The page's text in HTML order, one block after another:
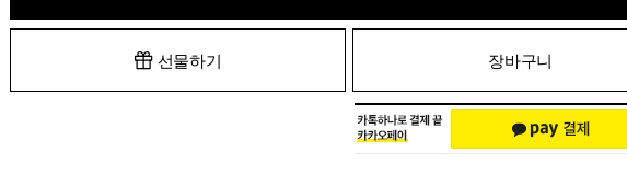
선물하기 장바구니